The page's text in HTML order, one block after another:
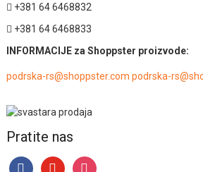
+381 64 6468832
+381 64 6468833
INFORMACIJE za Shoppster proizvode:
podrska-rs@shoppster.com podrska-
Pratite nas
facebookyoutubeinstagram